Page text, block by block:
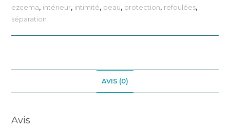
ezcema, intérieur, intimité, peau, protection, refoulées,
séparation
AVIS (0)
Avis